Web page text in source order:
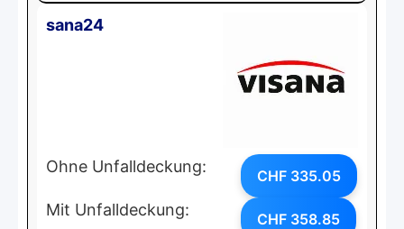
sana24
Ohne Unfalldeckung: CHF 335.05
Mit Unfalldeckung: CHF 358.85